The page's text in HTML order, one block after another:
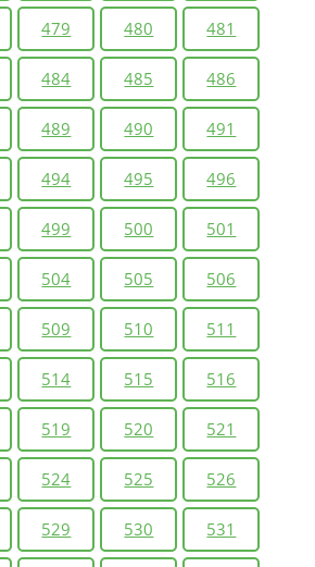
479 480 481
484 485 486
489 490 491
494 495 496
499 500 501
504 505 506
509 510 511
514 515 516
519 520 521
524 525 526
529 530 531